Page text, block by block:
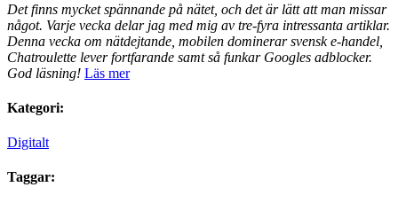
Det finns mycket spännande på nätet, och det är lätt att man missar
något. Varje vecka delar jag med mig av tre-fyra intressanta artiklar.
Denna vecka om nätdejtande, mobilen dominerar svensk e-handel,
Chatroulette lever fortfarande samt så funkar Googles adblocker.
God läsning! Läs mer
Kategori:
Digitalt
Taggar: